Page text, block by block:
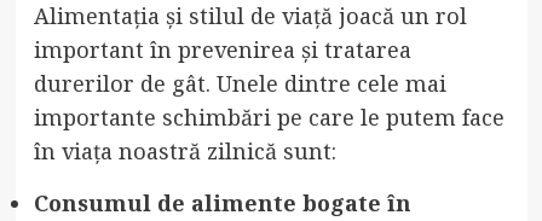
Alimentația și stilul de viață joacă un rol
important în prevenirea și tratarea
durerilor de gât. Unele dintre cele mai
importante schimbări pe care le putem face
în viața noastră zilnică sunt:
Consumul de alimente bogate în